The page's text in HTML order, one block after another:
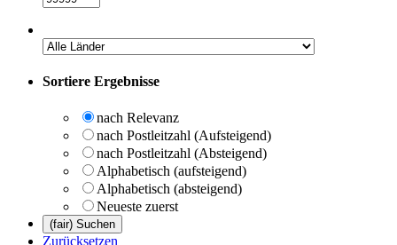
Sortiere Ergebnisse
nach Relevanz
nach Postleitzahl (Aufsteigend)
nach Postleitzahl (Absteigend)
Alphabetisch (aufsteigend)
Alphabetisch (absteigend)
Neueste zuerst
Zurücksetzen